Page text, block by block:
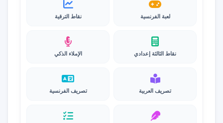
لعبة الفرنسية نقاط الترقية
نقاط الثالثة إعدادي الإملاء الذكي
تصريف العربية تصريف الفرنسية